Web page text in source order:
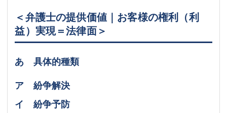
＜弁護士の提供価値｜お客様の権利（利
益）実現＝法律面＞
あ 具体的種類
ア 紛争解決
イ 紛争予防